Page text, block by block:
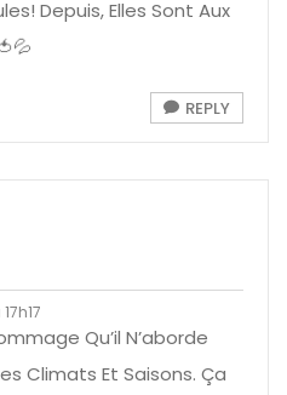
Depuis, Elles Sont Aux
REPLY
Qu’il N’aborde
Climats Et Saisons. Ça